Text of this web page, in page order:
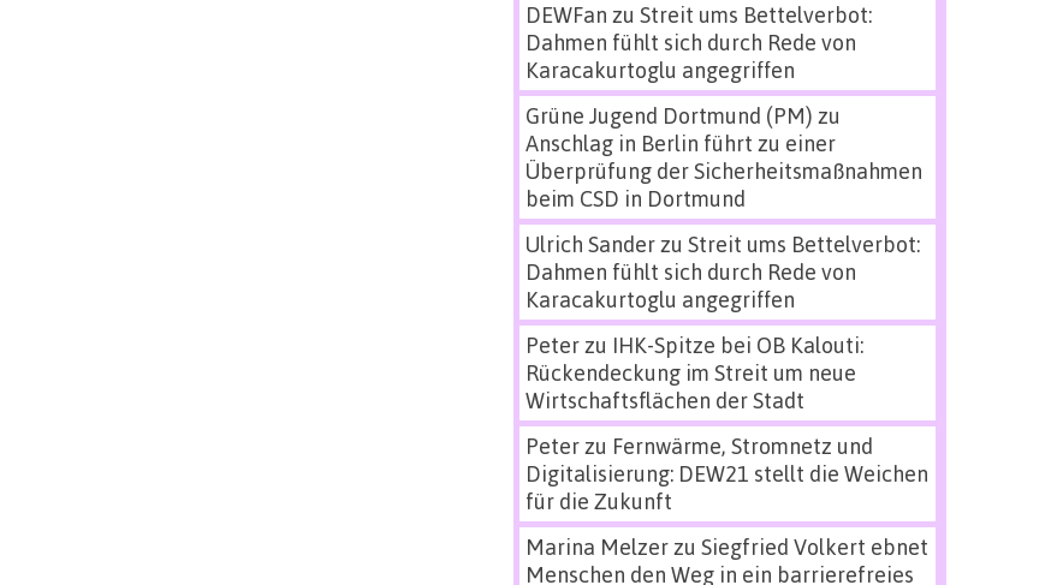
DEWFan zu Streit ums Bettelverbot:
Dahmen fühlt sich durch Rede von
Karacakurtoglu angegriffen
Grüne Jugend Dortmund (PM) zu
Anschlag in Berlin führt zu einer
Überprüfung der Sicherheitsmaßnahmen
beim CSD in Dortmund
Ulrich Sanderzu Streit ums Bettelverbot:
Dahmen fühlt sich durch Rede von
Karacakurtoglu angegriffen
Peterzu IHK-Spitze bei OB Kalouti:
Rückendeckung im Streit um neue
Wirtschaftsflächen der Stadt
Peterzu Fernwärme, Stromnetz und
Digitalisierung: DEW21 stellt die Weichen
für die Zukunft
Marina Melzerzu Siegfried Volkert ebnet
Menschen den Weg in ein barrierefreies